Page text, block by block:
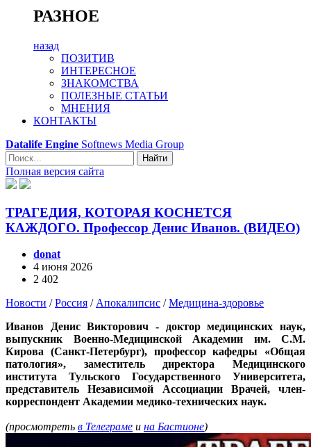
РАЗНОЕ
назад
ПОЗИТИВ
ИНТЕРЕСНОЕ
ЗНАКОМСТВА
ПОЛЕЗНЫЕ СТАТЬИ
МНЕНИЯ
КОНТАКТЫ
Datalife Engine Softnews Media Group
Найти
Полная версия сайта
ТРАГЕДИЯ, КОТОРАЯ КОСНЕТСЯ
КАЖДОГО. Профессор Денис Иванов. (ВИДЕО)
donat
4 июня 2026
2 402
Новости /Россия / Апокалипсис /Медицина-здоровье
Иванов Денис Викторович - доктор медицинских наук,
выпускник Военно-Медицинской Академии им. С.М.
Кирова (Санкт-Петербург), профессор кафедры «Общая
патология», заместитель директора Медицинского
института Тульского Государственного Университета,
представитель Независимой Ассоциации Врачей, член-
корреспондент Академии медико-технических наук.
(просмотреть в Телеграме и на Бастионе)